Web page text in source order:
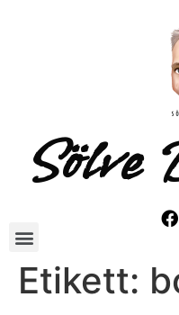
Sölve
Etikett: